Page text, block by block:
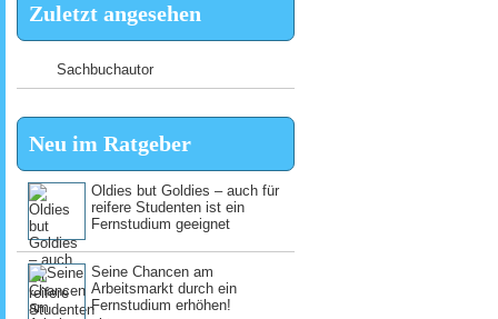
Zuletzt angesehen
Sachbuchautor
Neu im Ratgeber
Oldies but Goldies – auch für
reifere Studenten ist ein
Fernstudium geeignet
Seine Chancen am
Arbeitsmarkt durch ein
Fernstudium erhöhen!